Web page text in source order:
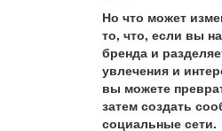
Но что может
то, что, если вы
бренда и
увлечения и
вы можете
затем создать
социальные сети.